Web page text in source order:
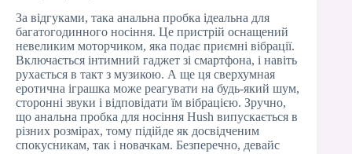
За відгуками, така анальна пробка ідеальна для
багатогодинного носіння. Це пристрій оснащений
невеликим моторчиком, яка подає приємні вібрації.
Включається інтимний гаджет зі смартфона, і навіть
рухається в такт з музикою. А ще ця сверхумная
еротична іграшка може реагувати на будь-який шум,
сторонні звуки і відповідати їм вібрацією. Зручно,
що анальна пробка для носіння Hush випускається в
різних розмірах, тому підійде як досвідченим
спокусникам, так і новачкам. Безперечно, девайс